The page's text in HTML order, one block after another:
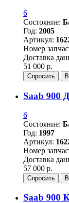
6
Состояние:
Год: 2005
Артикул:
Номер
Доставка
51 000 р.
Спросить
Saab 900
6
Состояние:
Год: 1997
Артикул:
Номер
Доставка
57 000 р.
Спросить
Saab 900